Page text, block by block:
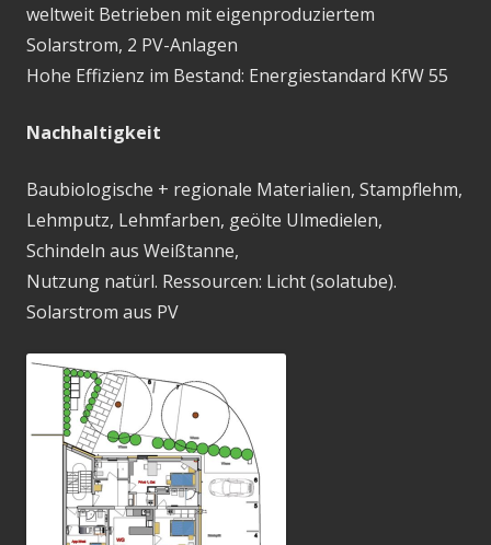
weltweit Betrieben mit eigenproduziertem
Solarstrom, 2 PV-Anlagen
Hohe Effizienz im Bestand: Energiestandard KfW 55
Nachhaltigkeit
Baubiologische + regionale Materialien, Stampflehm,
Lehmputz, Lehmfarben, geölte Ulmedielen,
Schindeln aus Weißtanne,
Nutzung natürl. Ressourcen: Licht (solatube).
Solarstrom aus PV